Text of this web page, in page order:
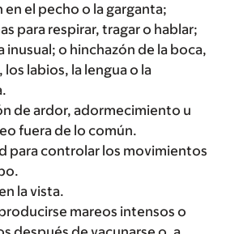
el pecho o la garganta;
para respirar, tragar o hablar;
inusual; o hinchazón de la boca,
labios, la lengua o la
de ardor, adormecimiento u
fuera de lo común.
para controlar los movimientos
la vista.
mareos intensos o